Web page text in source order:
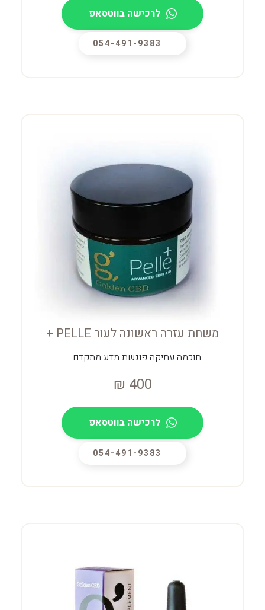
לרכישה בווטסאפ
משחת עזרה ראשונה לעור PELLE +
חוכמה עתיקה פוגשת מדע מתקדם …
₪ 400
לרכישה בווטסאפ